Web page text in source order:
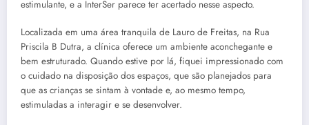
estimulante, e a InterSer parece ter acertado nesse aspecto.
Localizada em uma área tranquila de Lauro de Freitas, na Rua
Priscila B Dutra, a clínica oferece um ambiente aconchegante e
bem estruturado. Quando estive por lá, fiquei impressionado com
o cuidado na disposição dos espaços, que são planejados para
que as crianças se sintam à vontade e, ao mesmo tempo,
estimuladas a interagir e se desenvolver.